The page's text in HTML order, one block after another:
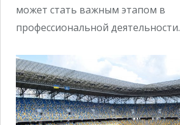
может стать важным этапом в
профессиональной деятельности.